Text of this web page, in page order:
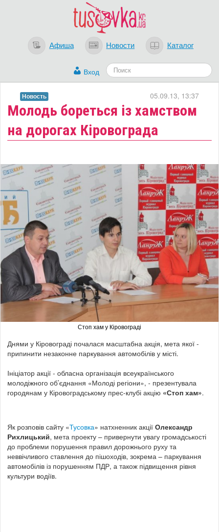
Афиша Новости Каталог
Вход
Молодь бореться із хамством
на дорогах Кіровограда
05.09.13, 13:37
Новость
Стоп хам у Кіровограді
Днями у Кіровограді почалася масштабна акція, мета якої -
припинити незаконне паркування автомобілів у місті.
Ініціатор акції - обласна організація всеукраїнського
молодіжного об’єднання «Молоді регіони», - презентувала
городянам у Кіровоградському прес-клубі акцію «Стоп хам».
Як розповів сайту «Тусовка» натхненник акції Олександр
Рихлицький, мета проекту – привернути увагу громадськості
до проблеми порушення правил дорожнього руху та
неввічливого ставлення до пішоходів, зокрема – паркування
автомобілів із порушенням ПДР, а також підвищення рівня
культури водіїв.